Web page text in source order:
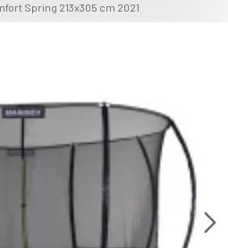
Spring 213x305 cm 2021